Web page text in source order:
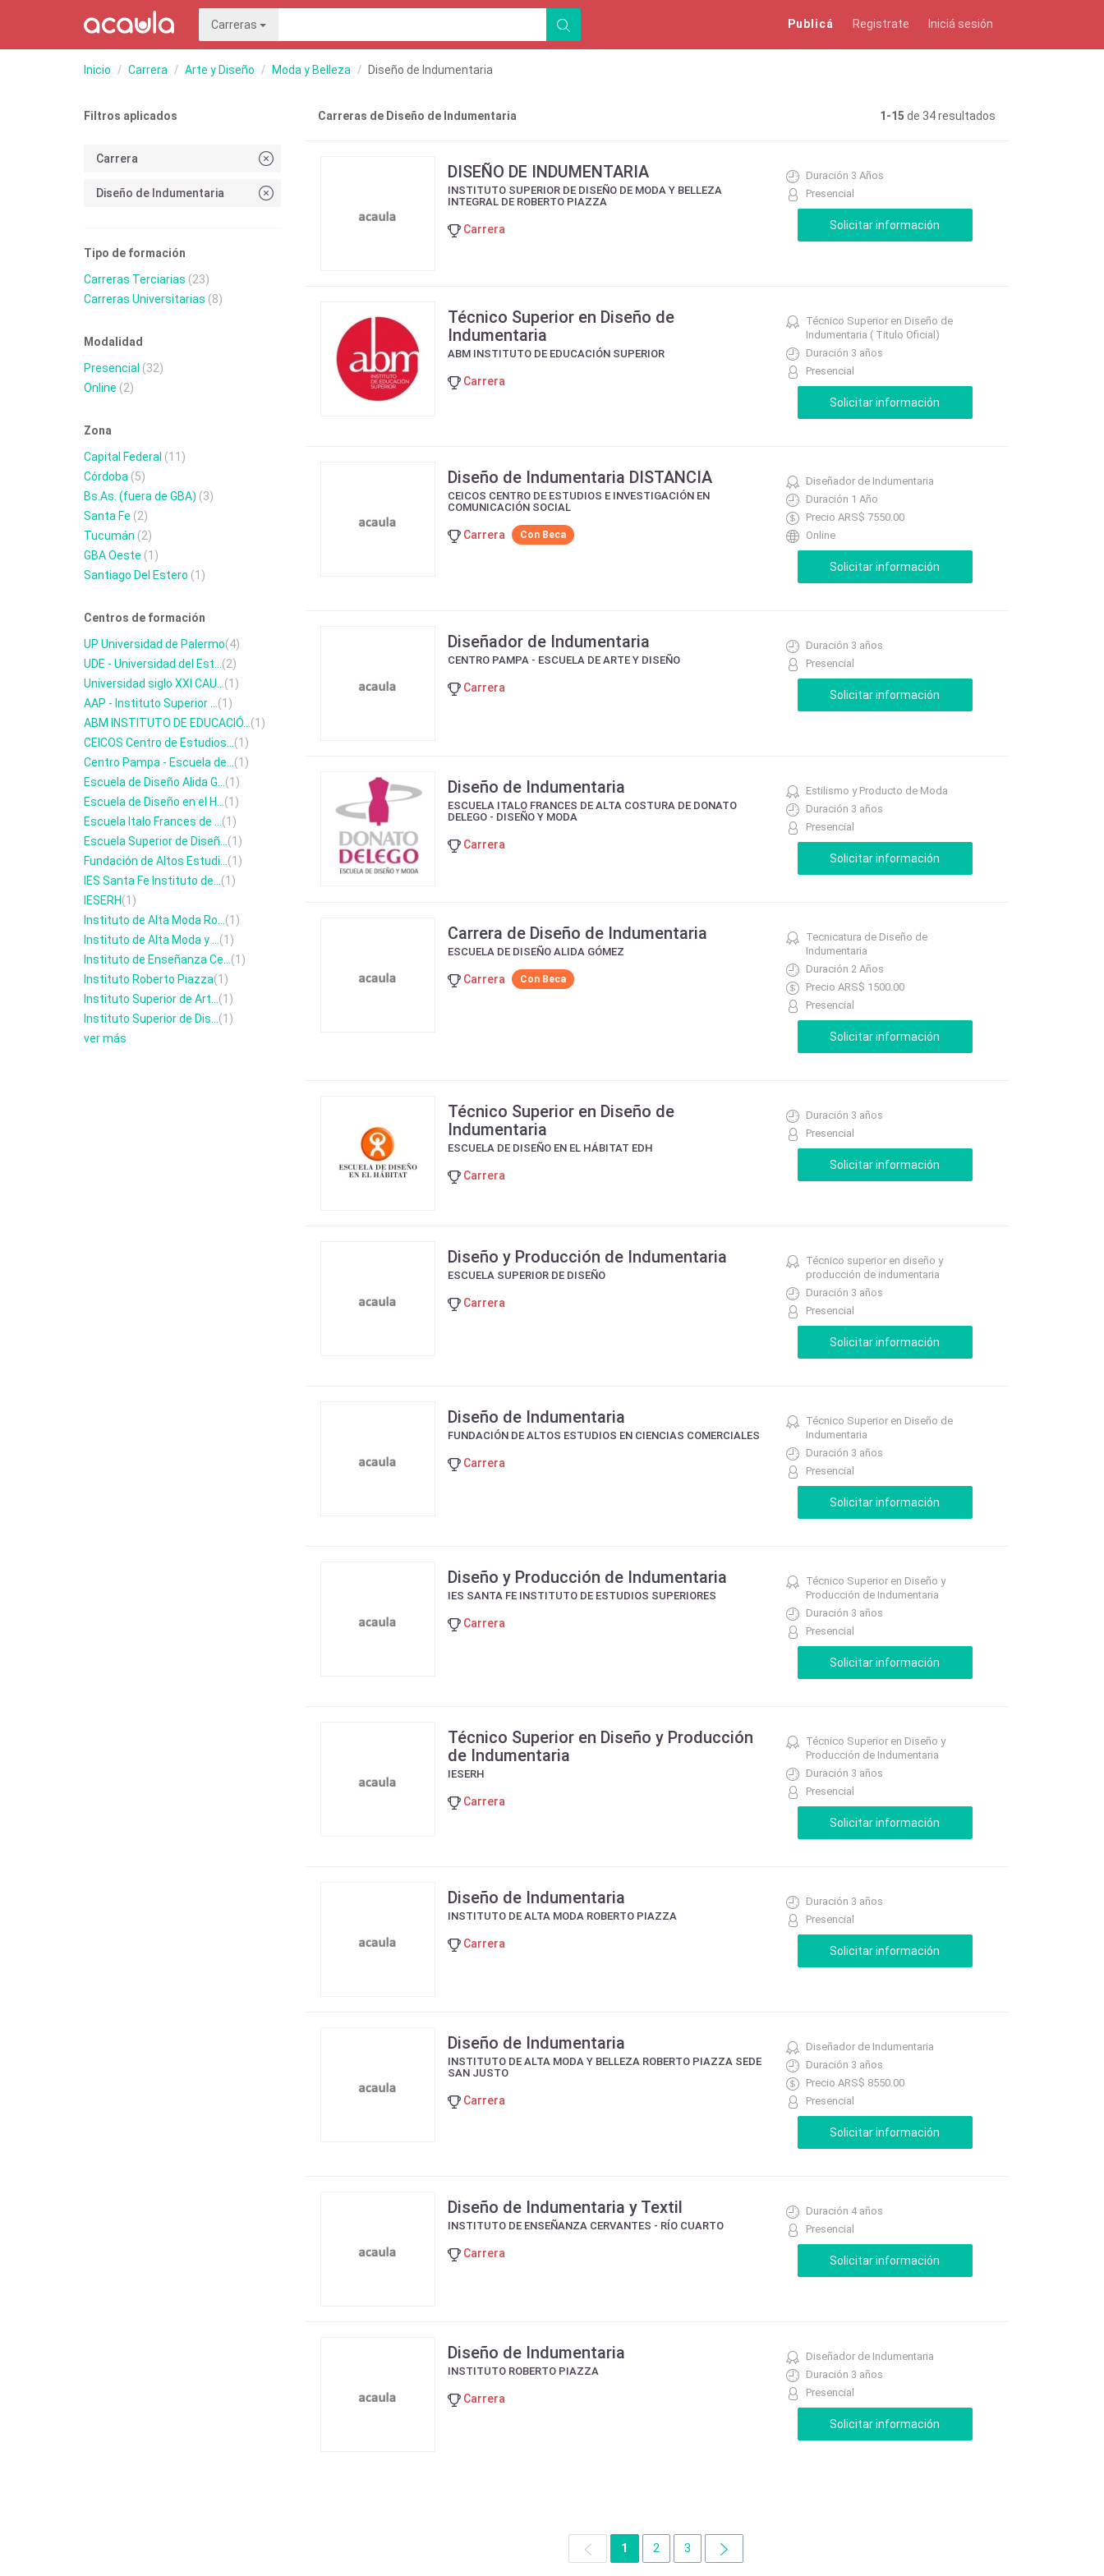
Carreras Publicá Registrate Iniciá sesión
Inicio Carrera Arte y Diseño Moda y Belleza Diseño de Indumentaria
Filtros aplicados
Carrera
Diseño de Indumentaria
Tipo de formación
Carreras Terciarias (23)
Carreras Universitarias (8)
Modalidad
Presencial (32)
Online (2)
Zona
Capital Federal (11)
Córdoba (5)
Bs.As. (fuera de GBA) (3)
Santa Fe (2)
Tucumán (2)
GBA Oeste (1)
Santiago Del Estero (1)
Centros de formación
UP Universidad de Palermo(4)
UDE - Universidad del Est... (2)
Universidad siglo XXI CAU... (1)
AAP - Instituto Superior ... (1)
ABM INSTITUTO DE EDUCACIÓ... (1)
CEICOS Centro de Estudios... (1)
Centro Pampa - Escuela de... (1)
Escuela de Diseño Alida G... (1)
Escuela de Diseño en el H... (1)
Escuela Italo Frances de ... (1)
Escuela Superior de Diseñ... (1)
Fundación de Altos Estudi... (1)
IES Santa Fe Instituto de... (1)
IESERH(1)
Instituto de Alta Moda Ro... (1)
Instituto de Alta Moda y ... (1)
Instituto de Enseñanza Ce... (1)
Instituto Roberto Piazza(1)
Instituto Superior de Art... (1)
Instituto Superior de Dis... (1)
ver más
Carreras de Diseño de Indumentaria 1-15 de 34 resultados
DISEÑO DE INDUMENTARIA
INSTITUTO SUPERIOR DE DISEÑO DE MODA Y BELLEZA
INTEGRAL DE ROBERTO PIAZZA
Carrera
Duración 3 Años
Presencial
Técnico Superior en Diseño de
Indumentaria
ABM INSTITUTO DE EDUCACIÓN SUPERIOR
Carrera
Técnico Superior en Diseño de
Indumentaria ( Titulo Oficial)
Duración 3 años
Presencial
Diseño de Indumentaria DISTANCIA
CEICOS CENTRO DE ESTUDIOS E INVESTIGACIÓN EN
COMUNICACIÓN SOCIAL
Carrera Con Beca
Diseñador de Indumentaria
Duración 1 Año
Precio ARS$ 7550.00
Online
Diseñador de Indumentaria
CENTRO PAMPA - ESCUELA DE ARTE Y DISEÑO
Carrera
Duración 3 años
Presencial
Diseño de Indumentaria
ESCUELA ITALO FRANCES DE ALTA COSTURA DE DONATO
DELEGO - DISEÑO Y MODA
Carrera
Estilismo y Producto de Moda
Duración 3 años
Presencial
Carrera de Diseño de Indumentaria
ESCUELA DE DISEÑO ALIDA GÓMEZ
Carrera Con Beca
Tecnicatura de Diseño de
Indumentaria
Duración 2 Años
Precio ARS$ 1500.00
Presencial
Técnico Superior en Diseño de
Indumentaria
ESCUELA DE DISEÑO EN EL HÁBITAT EDH
Carrera
Duración 3 años
Presencial
Diseño y Producción de Indumentaria
ESCUELA SUPERIOR DE DISEÑO
Carrera
Técnico superior en diseño y
producción de indumentaria
Duración 3 años
Presencial
Diseño de Indumentaria
FUNDACIÓN DE ALTOS ESTUDIOS EN CIENCIAS COMERCIALES
Carrera
Técnico Superior en Diseño de
Indumentaria
Duración 3 años
Presencial
Diseño y Producción de Indumentaria
IES SANTA FE INSTITUTO DE ESTUDIOS SUPERIORES
Carrera
Técnico Superior en Diseño y
Producción de Indumentaria
Duración 3 años
Presencial
Técnico Superior en Diseño y Producción
de Indumentaria
IESERH
Carrera
Técnico Superior en Diseño y
Producción de Indumentaria
Duración 3 años
Presencial
Diseño de Indumentaria
INSTITUTO DE ALTA MODA ROBERTO PIAZZA
Carrera
Duración 3 años
Presencial
Diseño de Indumentaria
INSTITUTO DE ALTA MODA Y BELLEZA ROBERTO PIAZZA SEDE
SAN JUSTO
Carrera
Diseñador de Indumentaria
Duración 3 años
Precio ARS$ 8550.00
Presencial
Diseño de Indumentaria y Textil
INSTITUTO DE ENSEÑANZA CERVANTES - RÍO CUARTO
Carrera
Duración 4 años
Presencial
Diseño de Indumentaria
INSTITUTO ROBERTO PIAZZA
Carrera
Diseñador de Indumentaria
Duración 3 años
Presencial
1 2 3